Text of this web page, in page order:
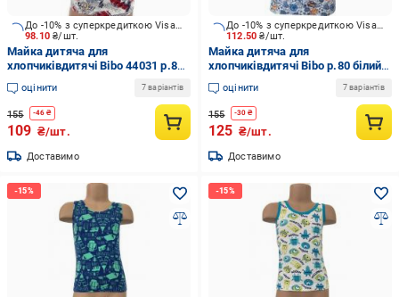
98.10₴/шт.
До -10% з суперкредиткою Visa Вигода
Майка дитяча для
хлопчиківдитячі Bibo 44031 р.80
білий із червоним
оцінити 7 варіантів
155 -46 ₴
109 ₴/шт.
Доставимо
112.50₴/шт.
До -10% з суперкредиткою Visa Вигода
Майка дитяча для
хлопчиківдитячі Bibo р.80 білий
із синім 44035
оцінити 7 варіантів
155 -30 ₴
125 ₴/шт.
Доставимо